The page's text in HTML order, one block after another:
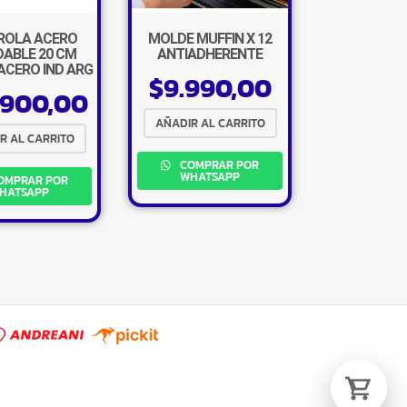
ACERO
20 CM
IND ARG
AL CARRITO
POR
MOLDE MUFFIN X 12
ANTIADHERENTE
$9.990,00
AÑADIR AL CARRITO
COMPRAR POR
WHATSAPP
Tu carrito está vacío.
Agregá un producto y aparecerá acá
automáticamente.